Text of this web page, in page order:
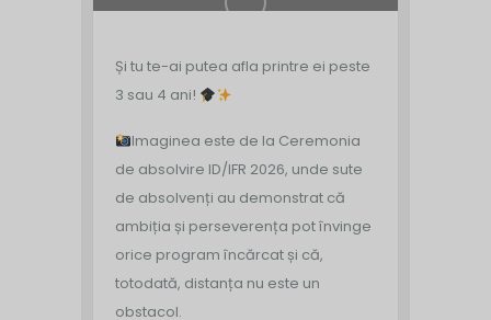
Și tu te-ai putea afla printre ei peste
3 sau 4 ani!
Imaginea este de la Ceremonia
de absolvire ID/IFR 2026, unde sute
de absolvenți au demonstrat că
ambiția și perseverența pot învinge
orice program încărcat și că,
totodată, distanța nu este un
obstacol.